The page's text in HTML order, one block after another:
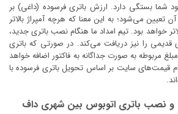
شما بستگی دارد. ارزش باتری فرسوده (داغی) بر
می‌شود؛ به این معنا که هرچه آمپراژ بالاتر
خواهد بود. تیم امداد ما هنگام نصب باتری جدید،
قدیمی را نیز دریافت می‌کند. در صورتی که باتری
مربوطه به صورت جداگانه به فاکتور اضافه خواهد
قیمت‌های سایت بر اساس تحویل باتری فرسوده با
و نصب باتری اتوبوس بین شهری داف